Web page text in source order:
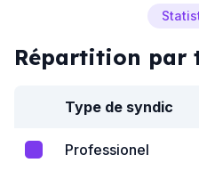
Répartition par
Type de syndic
Professionel